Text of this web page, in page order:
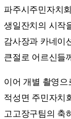
파주시주민자치
생일잔치의 시작
감사장과 카네이
큰절로 어르신들
이어 개별 촬영
적성면 주민자치
고고장구팀의 축